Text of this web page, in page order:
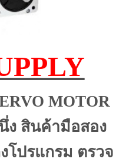
MOTOR
ง สินค้ามือสอง
โปรแกรม ตรวจ